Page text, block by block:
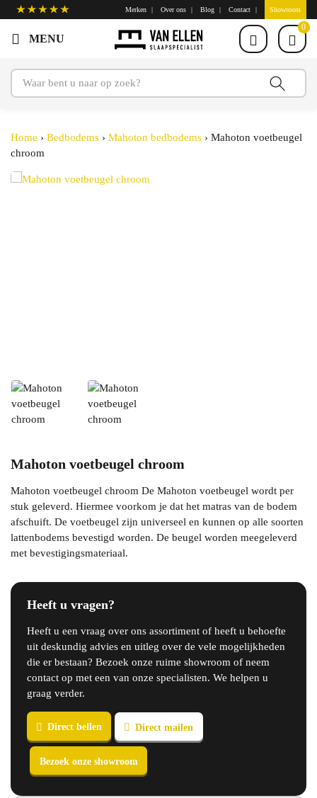
Merken Over ons Blog Contact Showroom
0
Home › Bedbodems › Mahoton bedbodems › Mahoton voetbeugel
chroom
Mahoton voetbeugel chroom
Mahoton voetbeugel chroom De Mahoton voetbeugel wordt per
stuk geleverd. Hiermee voorkom je dat het matras van de bodem
afschuift. De voetbeugel zijn universeel en kunnen op alle soorten
lattenbodems bevestigd worden. De beugel worden meegeleverd
met bevestigingsmateriaal.
Heeft u vragen?
Heeft u een vraag over ons assortiment of heeft u behoefte
uit deskundig advies en uitleg over de vele mogelijkheden
die er bestaan? Bezoek onze ruime showroom of neem
contact op met een van onze specialisten. We helpen u
graag verder.